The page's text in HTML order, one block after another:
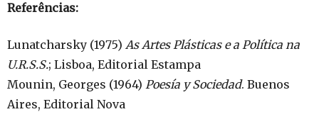
Referências:
Lunatcharsky (1975) As Artes Plásticas e a Política na
U.R.S.S.; Lisboa, Editorial Estampa
Mounin, Georges (1964) Poesía y Sociedad. Buenos
Aires, Editorial Nova